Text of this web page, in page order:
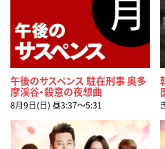
午後のサスペンス 駐在刑事 奥多
摩渓谷・殺意の夜想曲
8月9日(日) 昼3:37〜5:31